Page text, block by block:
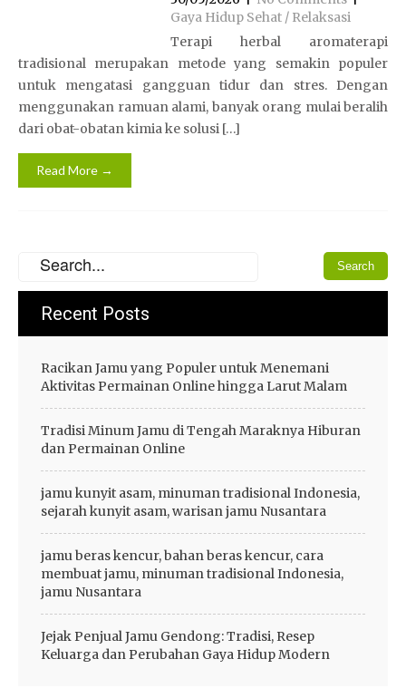
Gaya Hidup Sehat / Relaksasi
Terapi herbal aromaterapi
tradisional merupakan metode yang semakin populer
untuk mengatasi gangguan tidur dan stres. Dengan
menggunakan ramuan alami, banyak orang mulai beralih
dari obat-obatan kimia ke solusi […]
Read More →
Recent Posts
Racikan Jamu yang Populer untuk Menemani
Aktivitas Permainan Online hingga Larut Malam
Tradisi Minum Jamu di Tengah Maraknya Hiburan
dan Permainan Online
jamu kunyit asam, minuman tradisional Indonesia,
sejarah kunyit asam, warisan jamu Nusantara
jamu beras kencur, bahan beras kencur, cara
membuat jamu, minuman tradisional Indonesia,
jamu Nusantara
Jejak Penjual Jamu Gendong: Tradisi, Resep
Keluarga dan Perubahan Gaya Hidup Modern